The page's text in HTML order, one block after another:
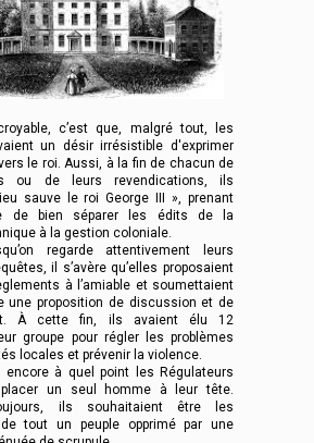
c’est que, malgré tout, les
un désir irrésistible d'exprimer
le roi. Aussi, à la fin de chacun de
ou de leurs revendications, ils
sauve le roi George III », prenant
de bien séparer les édits de la
à la gestion coloniale.
regarde attentivement leurs
il s’avère qu’elles proposaient
à l’amiable et soumettaient
une proposition de discussion et de
À cette fin, ils avaient élu 12
groupe pour régler les problèmes
locales et prévenir la violence.
encore à quel point les Régulateurs
un seul homme à leur tête.
ils souhaitaient être les
tout un peuple opprimé par une